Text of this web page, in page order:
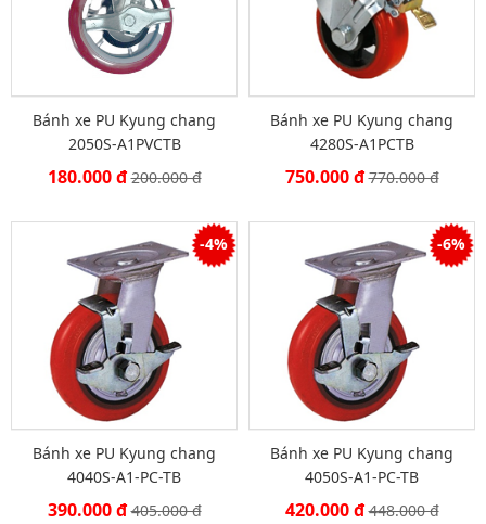
Bánh xe PU Kyung chang
2050S-A1PVCTB
180.000 đ200.000 đ
Bánh xe PU Kyung chang
4280S-A1PCTB
750.000 đ770.000 đ
-4%
Bánh xe PU Kyung chang
4040S-A1-PC-TB
390.000 đ405.000 đ
-6%
Bánh xe PU Kyung chang
4050S-A1-PC-TB
420.000 đ448.000 đ